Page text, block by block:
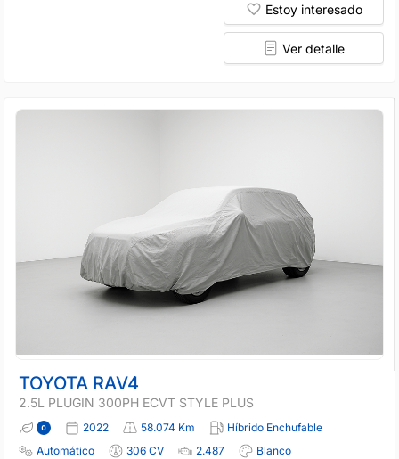
Estoy interesado
Ver detalle
TOYOTA RAV4
2.5L PLUGIN 300PH ECVT STYLE PLUS
2022 58.074 Km
Híbrido Enchufable
Automático
306 CV 2.487
Blanco